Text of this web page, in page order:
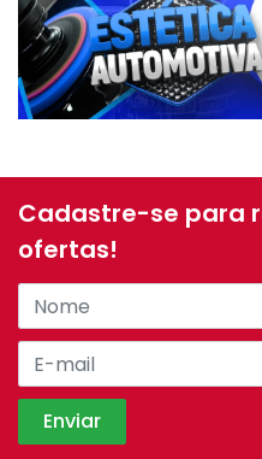
Cadastre-se para
ofertas!